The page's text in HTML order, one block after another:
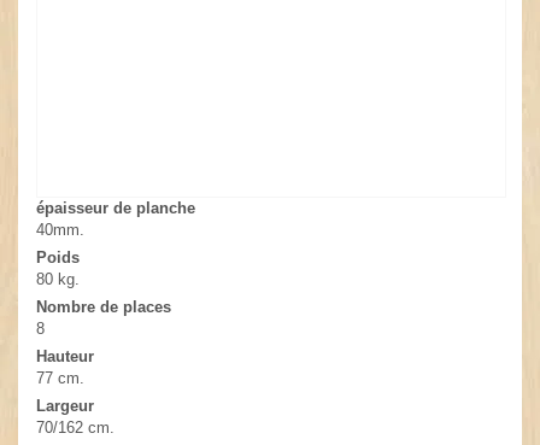
épaisseur de planche
40mm.
Poids
80 kg.
Nombre de places
8
Hauteur
77 cm.
Largeur
70/162 cm.